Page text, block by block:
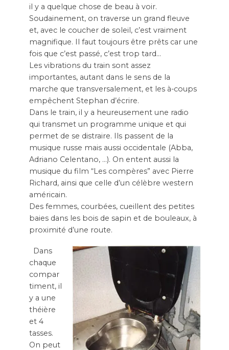
il y a quelque chose de beau à voir.
Soudainement, on traverse un grand fleuve
et, avec le coucher de soleil, c’est vraiment
magnifique. Il faut toujours être prêts car une
fois que c’est passé, c’est trop tard…
Les vibrations du train sont assez
importantes, autant dans le sens de la
marche que transversalement, et les à-coups
empêchent Stephan d’écrire.
Dans le train, il y a heureusement une radio
qui transmet un programme unique et qui
permet de se distraire. Ils passent de la
musique russe mais aussi occidentale (Abba,
Adriano Celentano, …). On entent aussi la
musique du film “Les compères” avec Pierre
Richard, ainsi que celle d’un célèbre western
américain.
Des femmes, courbées, cueillent des petites
baies dans les bois de sapin et de bouleaux, à
proximité d’une route.
Dans
chaque
compar
timent, il
y a une
théière
et 4
tasses.
On peut